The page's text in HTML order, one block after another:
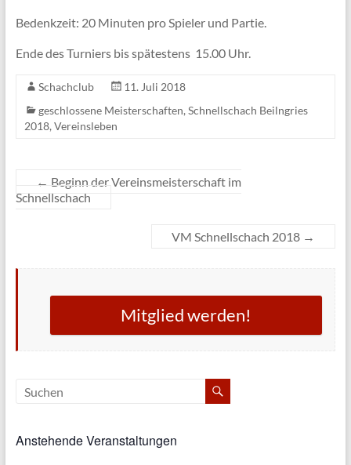
Bedenkzeit: 20 Minuten pro Spieler und Partie.
Ende des Turniers bis spätestens 15.00 Uhr.
Schachclub
11. Juli 2018
geschlossene Meisterschaften, Schnellschach Beilngries
2018, Vereinsleben
← Beginn der Vereinsmeisterschaft im
Schnellschach
VM Schnellschach 2018 →
Mitglied werden!
Anstehende Veranstaltungen